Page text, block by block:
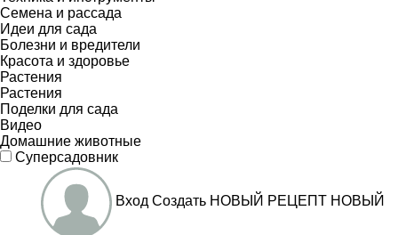
Семена и рассада
Идеи для сада
Болезни и вредители
Красота и здоровье
Растения
Растения
Поделки для сада
Видео
Домашние животные
Суперсадовник
Вход Создать НОВЫЙ РЕЦЕПТ НОВЫЙ